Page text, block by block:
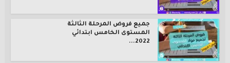
جميع فروض المرحلة الثالثة
المستوى الخامس ابتدائي
2022...